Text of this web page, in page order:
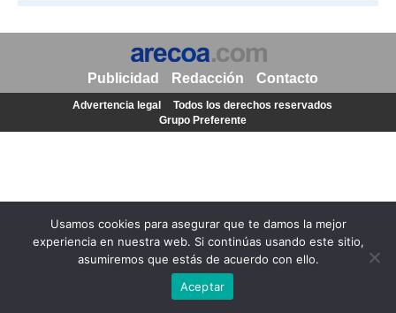
Usamos cookies para asegurar que te damos la mejor
experiencia en nuestra web. Si continúas usando este sitio,
asumiremos que estás de acuerdo con ello.
Aceptar
Publicidad Redacción Contacto
Advertencia legal
Todos los derechos reservados
Grupo Preferente